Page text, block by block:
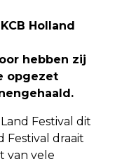
Holland
hebben zij
opgezet
Festival dit
Festival draait
van vele